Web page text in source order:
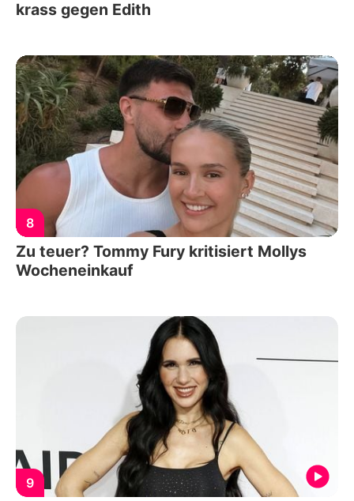
krass gegen Edith
8
Zu teuer? Tommy Fury kritisiert Mollys
Wocheneinkauf
9